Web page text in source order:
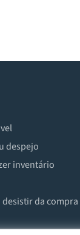
despejo
inventário
da compra